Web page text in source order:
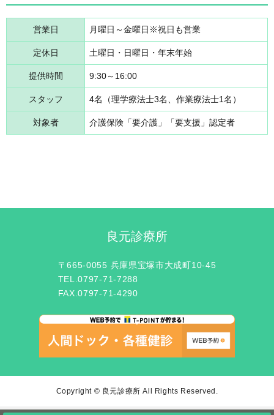
営業日 月曜日～金曜日※祝日も営業
定休日 土曜日・日曜日・年末年始
提供時間 9:30～16:00
スタッフ 4名（理学療法士3名、作業療法士1名）
対象者 介護保険「要介護」「要支援」認定者
良元診療所
〒665-0055 兵庫県宝塚市大成町10-45
TEL.0797-71-7288
FAX.0797-71-4290
Copyright © 良元診療所 All Rights Reserved.